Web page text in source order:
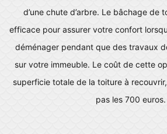
d’une chute d’arbre. Le bâchage de
efficace pour assurer votre confort
déménager pendant que des travaux
sur votre immeuble. Le coût de cette
superficie totale de la toiture à
pas les 700 euros.